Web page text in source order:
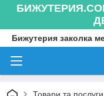
Бижутерия заколка